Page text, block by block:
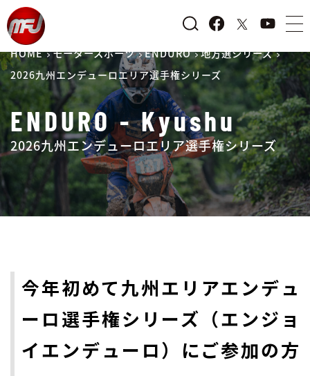
HOME モータースポーツ ENDURO 地方選シリーズ
2026九州エンデューロエリア選手権シリーズ
ENDURO - Kyushu
2026九州エンデューロエリア選手権シリーズ
今年初めて九州エリアエンデュ
ーロ選手権シリーズ（エンジョ
イエンデューロ）にご参加の方